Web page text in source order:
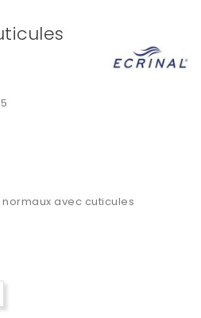
avec cuticules